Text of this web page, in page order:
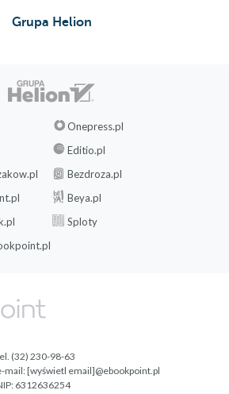
Grupa Helion
Onepress.pl
Editio.pl
Bezdroza.pl
Beya.pl
Sploty
(32) 230-98-63
mail:[wyświetl email]@ebookpoint.pl
6312636254